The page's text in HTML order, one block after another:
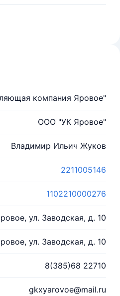
компания Яровое"
ООО "УК Яровое"
Владимир Ильич Жуков
2211005146
1102210000276
ул. Заводская, д. 10
ул. Заводская, д. 10
8(385)68 22710
gkxyarovoe@mail.ru